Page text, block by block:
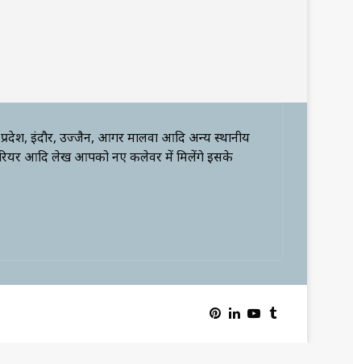
इंदौर, उज्जैन, आगर मालवा आदि अन्य स्थानीय
आदि लेख आपको नए कलेवर में मिलेंगे इसके
Pinterest
LinkedIn
YouTube